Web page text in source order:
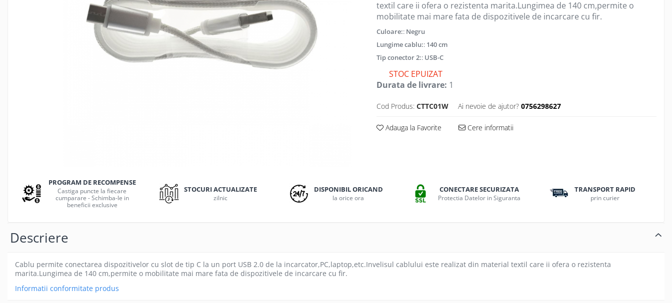
Machiaj temporar si efecte speciale
Articole pentru creatori de
Hub-uri si adaptoare Editare &
Fashion Items
Gamepad
Mouse Gaming
Mouse Pad Gaming
Tastatura Gaming
Accesorii IT
textil care ii ofera o rezistenta marita.Lungimea de 140 cm,permite o
mobilitate mai mare fata de dispozitivele de incarcare cu fir.
Culoare:: Negru
Lungime cablu:: 140 cm
Tip conector 2:: USB-C
STOC EPUIZAT
Durata de livrare: 1
Cod Produs: CTTC01W Ai nevoie de ajutor? 0756298627
Adauga la Favorite Cere informatii
PROGRAM DE RECOMPENSE
Castiga puncte la fiecare
cumparare - Schimba-le in
beneficii exclusive
STOCURI ACTUALIZATE
zilnic
DISPONIBIL ORICAND
la orice ora
CONECTARE SECURIZATA
Protectia Datelor in Siguranta
TRANSPORT RAPID
prin curier
Descriere
Cablu permite conectarea dispozitivelor cu slot de tip C la un port USB 2.0 de la incarcator,PC,laptop,etc.Invelisul cablului este realizat din material textil care ii ofera o rezistenta
marita.Lungimea de 140 cm,permite o mobilitate mai mare fata de dispozitivele de incarcare cu fir.
Informatii conformitate produs